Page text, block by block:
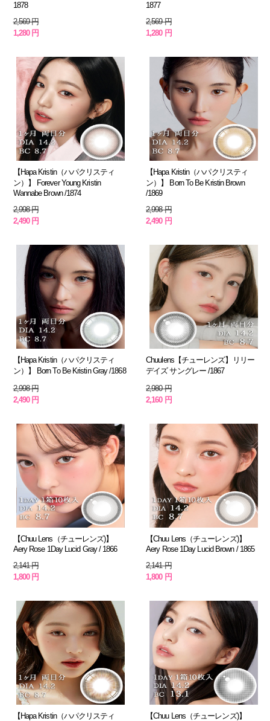
1878
2,569 円
1,280 円
1877
2,569 円
1,280 円
【Hapa Kristin（ハパクリスティ
ン）】 Forever Young Kristin
Wannabe Brown /1874
2,998 円
2,490 円
【Hapa Kristin（ハパクリスティ
ン）】 Born To Be Kristin Brown
/1869
2,998 円
2,490 円
【Hapa Kristin（ハパクリスティ
ン）】 Born To Be Kristin Gray /1868
2,998 円
2,490 円
Chuulens【チューレンズ】リリー
デイズ サングレー /1867
2,980 円
2,160 円
【Chuu Lens（チューレンズ)】
Aery Rose 1Day Lucid Gray / 1866
2,141 円
1,800 円
【Chuu Lens（チューレンズ)】
Aery Rose 1Day Lucid Brown / 1865
2,141 円
1,800 円
【Hapa Kristin（ハパクリスティ
【Chuu Lens（チューレンズ)】